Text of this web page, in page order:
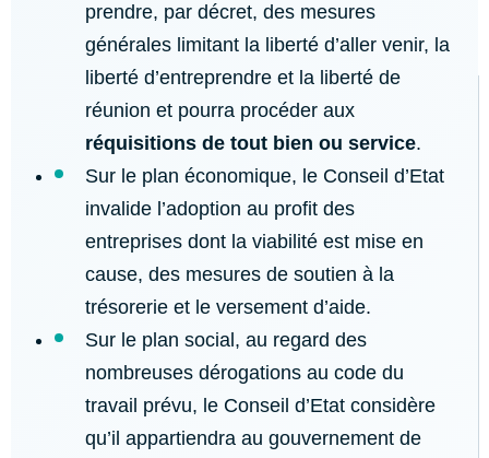
prendre, par décret, des mesures
générales limitant la liberté d’aller venir, la
liberté d’entreprendre et la liberté de
réunion et pourra procéder aux
réquisitions de tout bien ou service.
Sur le plan économique, le Conseil d’Etat
invalide l’adoption au profit des
entreprises dont la viabilité est mise en
cause, des mesures de soutien à la
trésorerie et le versement d’aide.
Sur le plan social, au regard des
nombreuses dérogations au code du
travail prévu, le Conseil d’Etat considère
qu’il appartiendra au gouvernement de